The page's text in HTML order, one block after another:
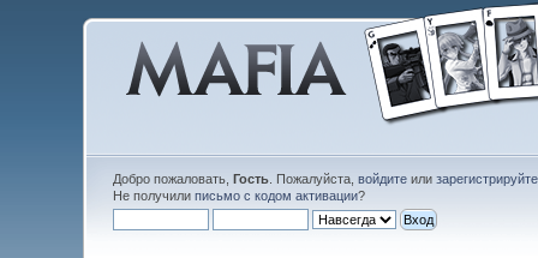
Добро пожаловать, Гость. Пожалуйста, войдитеили
Не получили письмо с кодом активации?